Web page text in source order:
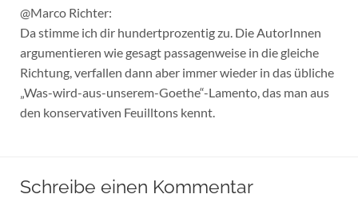
@Marco Richter:
Da stimme ich dir hundertprozentig zu. Die AutorInnen
argumentieren wie gesagt passagenweise in die gleiche
Richtung, verfallen dann aber immer wieder in das übliche
„Was-wird-aus-unserem-Goethe“-Lamento, das man aus
den konservativen Feuilltons kennt.
Schreibe einen Kommentar